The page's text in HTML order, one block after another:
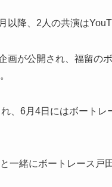
以降、2人の共演は
画が公開され、福留の
、6月4日にはボート
一緒にボートレース戸